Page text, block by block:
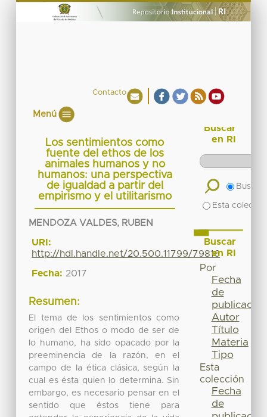
Contacto
Menú
Los sentimientos como
fuente del ethos de los
animales humanos y no
humanos: una perspectiva
de igualdad a partir del
empirismo y el utilitarismo
MENDOZA VALDES, RUBEN
URI:
http://hdl.handle.net/20.500.11799/79816
Fecha: 2017
Resumen:
El tema de los sentimientos como
origen del Ethos o modo de ser de
lo humano, ha sido opacado por la
preeminencia de la razón, en el
campo de la ética clásica, según la
cual es ésta quien lo determina. Sin
embargo, es necesario pensar en el
sentido que éstos tiene para
Buscar
en RI
Buscar
Esta
Buscar
en RI
Por
Fecha
de
publicación
Autor
Título
Materia
Tipo
Esta
colección
Fecha
de